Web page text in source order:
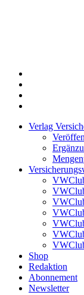
Verlag
Shop
Redaktion
Abonnement
Newsletter